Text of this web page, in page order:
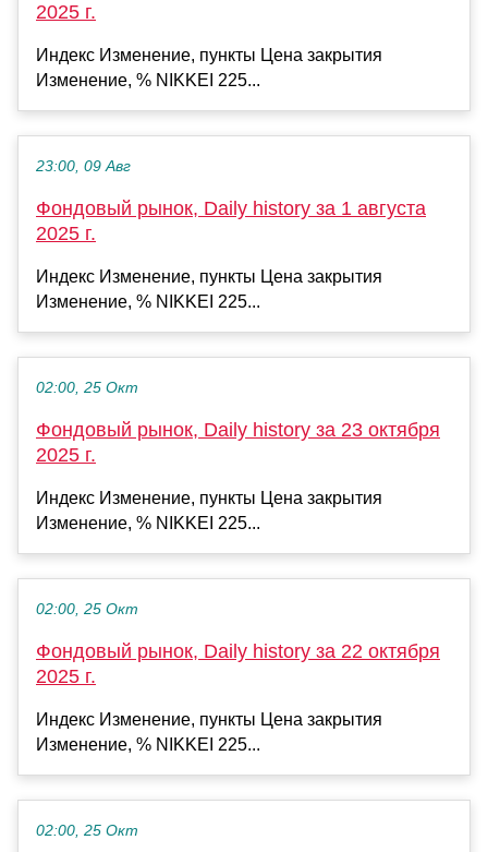
2025 г.
Индекс Изменение, пункты Цена закрытия
Изменение, % NIKKEI 225...
23:00, 09 Авг
Фондовый рынок, Daily history за 1 августа
2025 г.
Индекс Изменение, пункты Цена закрытия
Изменение, % NIKKEI 225...
02:00, 25 Окт
Фондовый рынок, Daily history за 23 октября
2025 г.
Индекс Изменение, пункты Цена закрытия
Изменение, % NIKKEI 225...
02:00, 25 Окт
Фондовый рынок, Daily history за 22 октября
2025 г.
Индекс Изменение, пункты Цена закрытия
Изменение, % NIKKEI 225...
02:00, 25 Окт